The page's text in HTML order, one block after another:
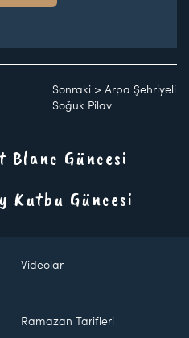
Sonraki >Arpa Şehriyeli
Soğuk Pilav
Blanc Güncesi
Kutbu Güncesi
Videolar
Ramazan Tarifleri